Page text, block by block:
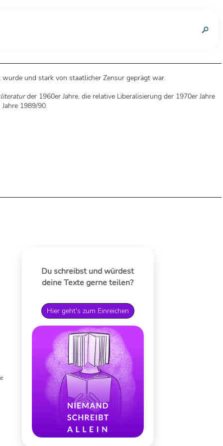
und stark von staatlicher Zensur geprägt war.
der 1960er Jahre, die relative Liberalisierung der 1970er Jahre
1989/90.
Du schreibst und würdest
deine Texte gerne teilen?
Hier geht's zum Einreichen